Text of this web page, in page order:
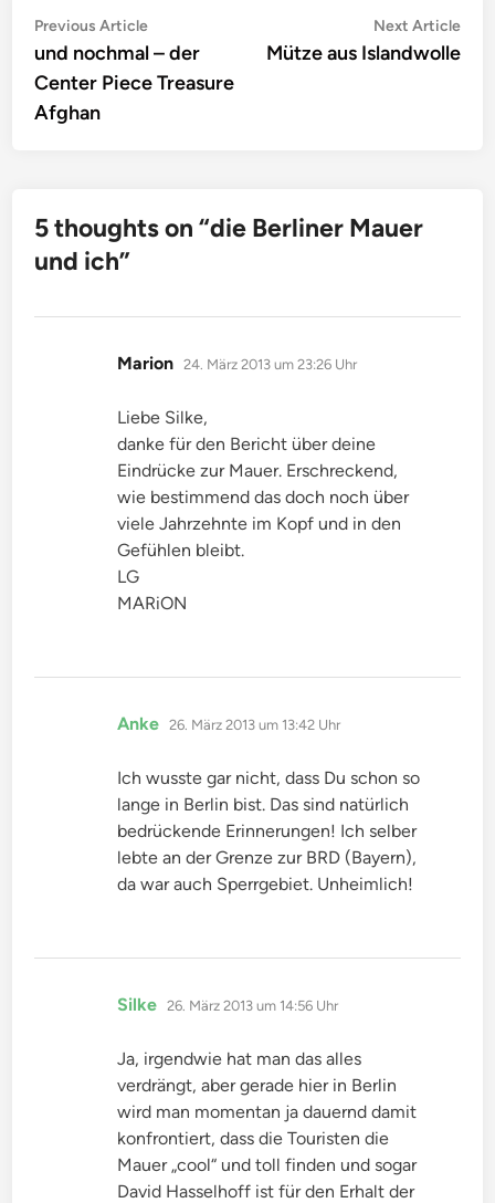
Beitragsnavigation
Previous ArticlePrevious
article:
und nochmal – der
Center Piece Treasure
Afghan
Next Article
Mütze aus Islandwolle
5 thoughts on “die Berliner Mauer
und ich”
Marion sagt:
24. März 2013 um 23:26 Uhr
Liebe Silke,
danke für den Bericht über deine
Eindrücke zur Mauer. Erschreckend,
wie bestimmend das doch noch über
viele Jahrzehnte im Kopf und in den
Gefühlen bleibt.
LG
MARiON
Anke sagt:
26. März 2013 um 13:42 Uhr
Ich wusste gar nicht, dass Du schon so
lange in Berlin bist. Das sind natürlich
bedrückende Erinnerungen! Ich selber
lebte an der Grenze zur BRD (Bayern),
da war auch Sperrgebiet. Unheimlich!
Silke sagt:
26. März 2013 um 14:56 Uhr
Ja, irgendwie hat man das alles
verdrängt, aber gerade hier in Berlin
wird man momentan ja dauernd damit
konfrontiert, dass die Touristen die
Mauer „cool“ und toll finden und sogar
David Hasselhoff ist für den Erhalt der